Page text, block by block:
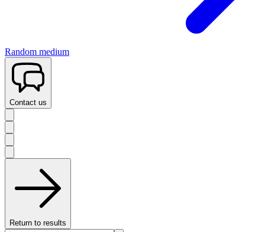
Random medium
Contact us
Return to results